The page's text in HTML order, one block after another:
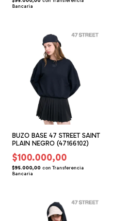
Bancaria
BUZO BASE 47 STREET SAINT
PLAIN NEGRO (47166102)
$100.000,00
$95.000,00 con Transferencia
Bancaria